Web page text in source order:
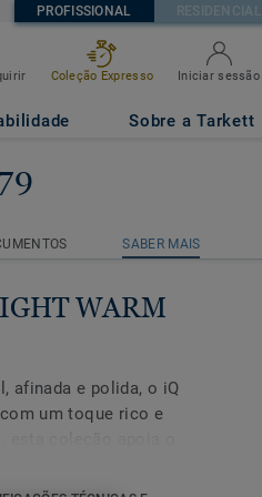
PROFISSIONAL RESIDENCIAL
Coleção Expresso Iniciar sessão
Sobre a Tarkett
SABER MAIS
WARM
afinada e polida, o iQ
um toque rico e
vinílico de